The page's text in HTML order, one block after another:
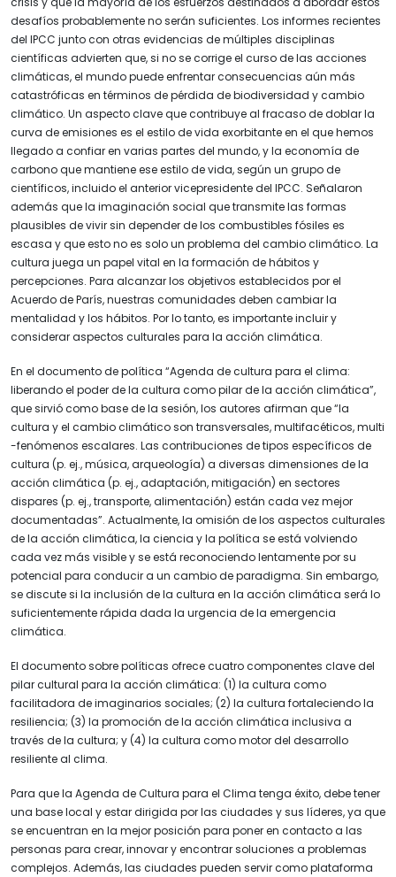
desafíos probablemente no serán suficientes. Los informes recientes
del IPCC junto con otras evidencias de múltiples disciplinas
científicas advierten que, si no se corrige el curso de las acciones
climáticas, el mundo puede enfrentar consecuencias aún más
catastróficas en términos de pérdida de biodiversidad y cambio
climático. Un aspecto clave que contribuye al fracaso de doblar la
curva de emisiones es el estilo de vida exorbitante en el que hemos
llegado a confiar en varias partes del mundo, y la economía de
carbono que mantiene ese estilo de vida, según un grupo de
científicos, incluido el anterior vicepresidente del IPCC. Señalaron
además que la imaginación social que transmite las formas
plausibles de vivir sin depender de los combustibles fósiles es
escasa y que esto no es solo un problema del cambio climático. La
cultura juega un papel vital en la formación de hábitos y
percepciones. Para alcanzar los objetivos establecidos por el
Acuerdo de París, nuestras comunidades deben cambiar la
mentalidad y los hábitos. Por lo tanto, es importante incluir y
considerar aspectos culturales para la acción climática.
En el documento de política “Agenda de cultura para el clima:
liberando el poder de la cultura como pilar de la acción climática”,
que sirvió como base de la sesión, los autores afirman que “la
cultura y el cambio climático son transversales, multifacéticos, multi
-fenómenos escalares. Las contribuciones de tipos específicos de
cultura (p. ej., música, arqueología) a diversas dimensiones de la
acción climática (p. ej., adaptación, mitigación) en sectores
dispares (p. ej., transporte, alimentación) están cada vez mejor
documentadas”. Actualmente, la omisión de los aspectos culturales
de la acción climática, la ciencia y la política se está volviendo
cada vez más visible y se está reconociendo lentamente por su
potencial para conducir a un cambio de paradigma. Sin embargo,
se discute si la inclusión de la cultura en la acción climática será lo
suficientemente rápida dada la urgencia de la emergencia
climática.
El documento sobre políticas ofrece cuatro componentes clave del
pilar cultural para la acción climática: (1) la cultura como
facilitadora de imaginarios sociales; (2) la cultura fortaleciendo la
resiliencia; (3) la promoción de la acción climática inclusiva a
través de la cultura; y (4) la cultura como motor del desarrollo
resiliente al clima.
Para que la Agenda de Cultura para el Clima tenga éxito, debe tener
una base local y estar dirigida por las ciudades y sus líderes, ya que
se encuentran en la mejor posición para poner en contacto a las
personas para crear, innovar y encontrar soluciones a problemas
complejos. Además, las ciudades pueden servir como plataforma